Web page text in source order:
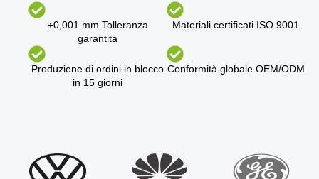
±0,001 mm Tolleranza
garantita
Materiali certificati ISO 9001
Produzione di ordini in blocco
in 15 giorni
Conformità globale OEM/ODM